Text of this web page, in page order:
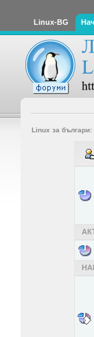
Linux-BG
Linux за